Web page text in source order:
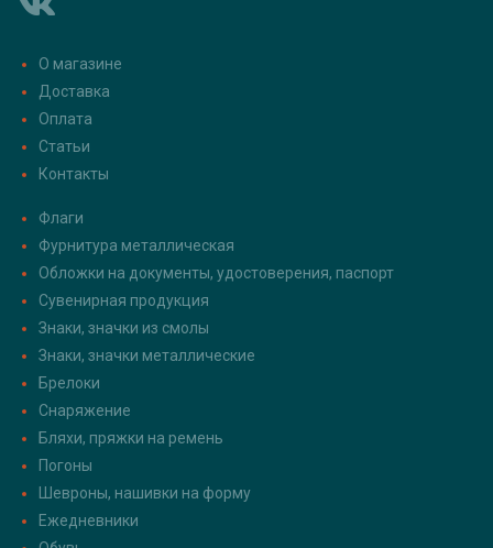
О магазине
Доставка
Оплата
Статьи
Контакты
Флаги
Фурнитура металлическая
Обложки на документы, удостоверения, паспорт
Сувенирная продукция
Знаки, значки из смолы
Знаки, значки металлические
Брелоки
Снаряжение
Бляхи, пряжки на ремень
Погоны
Шевроны, нашивки на форму
Ежедневники